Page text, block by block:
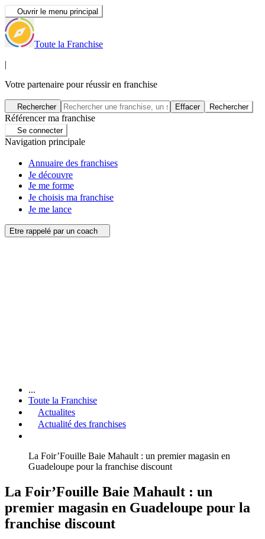
Ouvrir le menu principal
Toute la Franchise
|
Votre partenaire pour réussir en franchise
Rechercher Effacer Rechercher
Référencer ma franchise
Se connecter
Navigation principale
Annuaire des franchises
Je découvre
Je me forme
Je choisis ma franchise
Je me lance
Etre rappelé par un coach
...
Toute la Franchise
Actualites
Actualité des franchises
La Foir’Fouille Baie Mahault : un premier magasin en
Guadeloupe pour la franchise discount
La Foir’Fouille Baie Mahault : un
premier magasin en Guadeloupe pour la
franchise discount